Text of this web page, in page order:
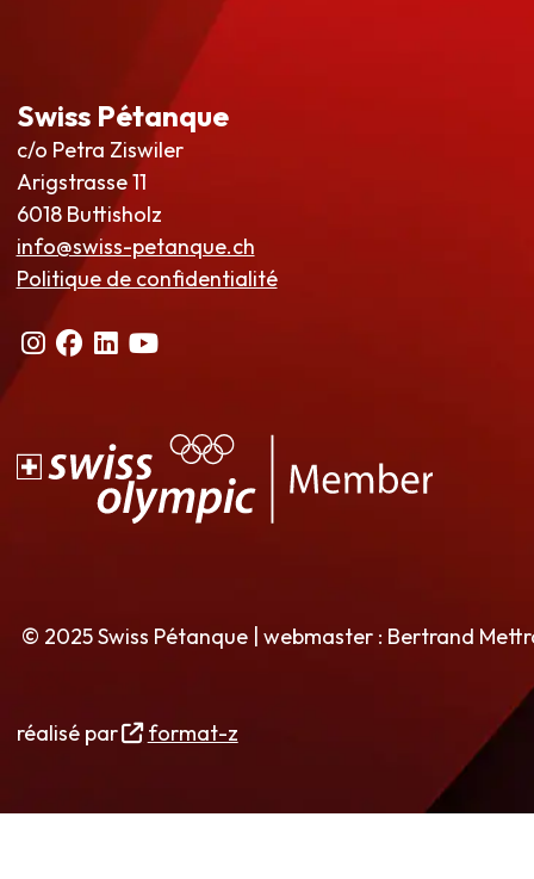
Swiss Pétanque
c/o Petra Ziswiler
Arigstrasse 11
6018 Buttisholz
info@swiss-petanque.ch
Politique de confidentialité
© 2025 Swiss Pétanque | webmaster : Bertrand
réalisé par format-z